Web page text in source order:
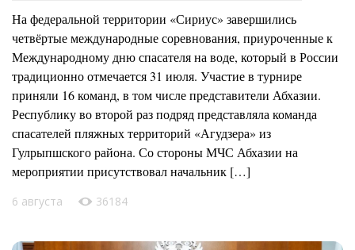
На федеральной территории «Сириус» завершились
четвёртые международные соревнования, приуроченные к
Международному дню спасателя на воде, который в России
традиционно отмечается 31 июля. Участие в турнире
приняли 16 команд, в том числе представители Абхазии.
Республику во второй раз подряд представляла команда
спасателей пляжных территорий «Агудзера» из
Гулрыпшского района. Со стороны МЧС Абхазии на
мероприятии присутствовал начальник […]
6 августа 36184